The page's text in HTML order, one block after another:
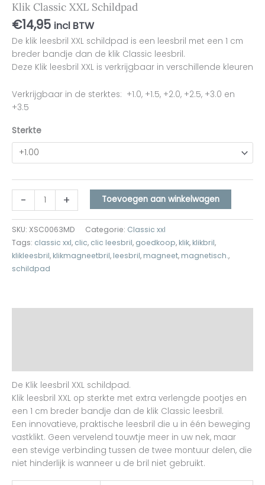
Klik Classic XXL Schildpad
€14,95 incl BTW
De klik leesbril XXL schildpad is een leesbril met een 1 cm
breder bandje dan de klik Classic leesbril.
Deze Klik leesbril XXL is verkrijgbaar in verschillende kleuren
Verkrijgbaar in de sterktes: +1.0, +1.5, +2.0, +2.5, +3.0 en
+3.5
Sterkte
- + Toevoegen aan winkelwagen
SKU: XSC0063MD Categorie: Classic xxl
Tags: classic xxl, clic, clic leesbril, goedkoop, klik, klikbril,
klikleesbril, klikmagneetbril, leesbril, magneet, magnetisch.,
schildpad
De Klik leesbril XXL schildpad.
Klik leesbril XXL op sterkte met extra verlengde pootjes en
een 1 cm breder bandje dan de klik Classic leesbril.
Een innovatieve, praktische leesbril die u in één beweging
vastklikt. Geen vervelend touwtje meer in uw nek, maar
een stevige verbinding tussen de twee montuur delen, die
niet hinderlijk is wanneer u de bril niet gebruikt.